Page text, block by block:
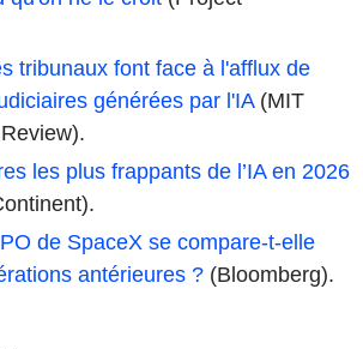
tribunaux font face à l'afflux de
générées par l'IA(MIT
les plus frappants de l’IA en 2026
de SpaceX se compare-t-elle
antérieures ? (Bloomberg).